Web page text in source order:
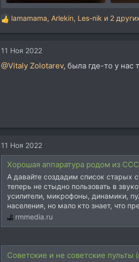
Р
е
к
ц
и
lamamama, Arlekin, Les-nik и 2
11 Ноя 2022
@Vitaly Zolotarev, была где-то у нас
11 Ноя 2022
Хорошая аппаратура родом из
А давайте создадим список старых
теперь не стыдно пользовать в
усилители, микрофоны, динамики,
населения, но мало кто знает, что
rmmedia.ru
Cоветские и не советские пульты